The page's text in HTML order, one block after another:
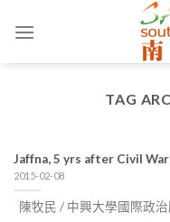
TAG
Jaffna, 5 yrs after Civil
2015-02-08
陳牧民 / 中興大學國際政